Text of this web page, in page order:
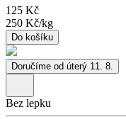
125 Kč
250 Kč/kg
Do košíku
Doručíme od úterý 11. 8.
Bez lepku